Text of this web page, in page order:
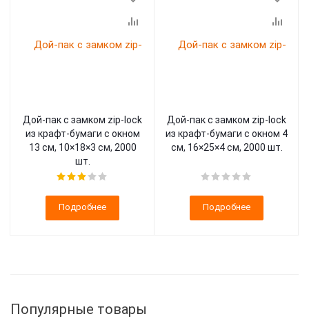
Дой-пак с замком zip-lock
из крафт-бумаги с окном
13 см, 10×18×3 cм, 2000
шт.
Подробнее
Дой-пак с замком zip-lock
из крафт-бумаги с окном 4
см, 16×25×4 cм, 2000 шт.
Подробнее
Популярные товары